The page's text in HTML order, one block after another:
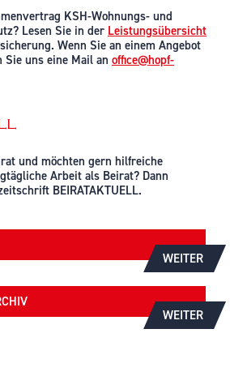
KSH-Wohnungs- und
Lesen Sie in der Leistungsübersicht
Wenn Sie an einem Angebot
uns eine Mail an office@hopf-
und möchten gern hilfreiche
Arbeit als Beirat? Dann
BEIRATAKTUELL.
WEITER
WEITER